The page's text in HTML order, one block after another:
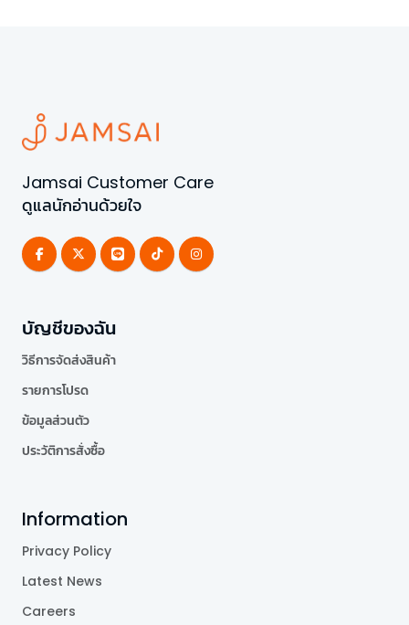
Jamsai Customer Care
ดูแลนักอ่านด้วยใจ
บัญชีของฉัน
วิธีการจัดส่งสินค้า
รายการโปรด
ข้อมูลส่วนตัว
ประวัติการสั่งซื้อ
Information
Privacy Policy
Latest News
Careers